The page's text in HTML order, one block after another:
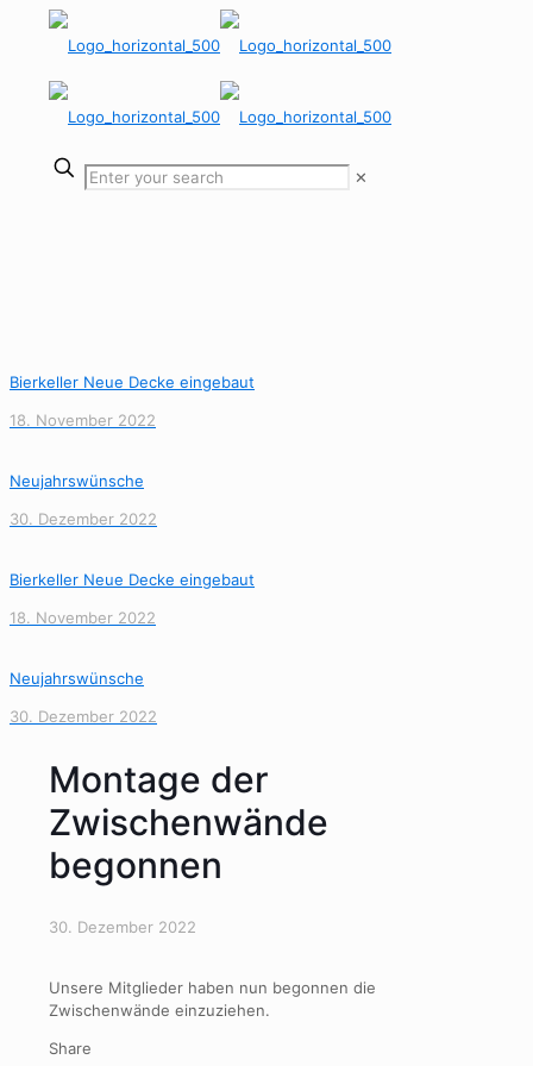
✕
Bierkeller Neue Decke eingebaut
18. November 2022
Neujahrswünsche
30. Dezember 2022
Bierkeller Neue Decke eingebaut
18. November 2022
Neujahrswünsche
30. Dezember 2022
Montage der
Zwischenwände
begonnen
30. Dezember 2022
Unsere Mitglieder haben nun begonnen die
Zwischenwände einzuziehen.
Share